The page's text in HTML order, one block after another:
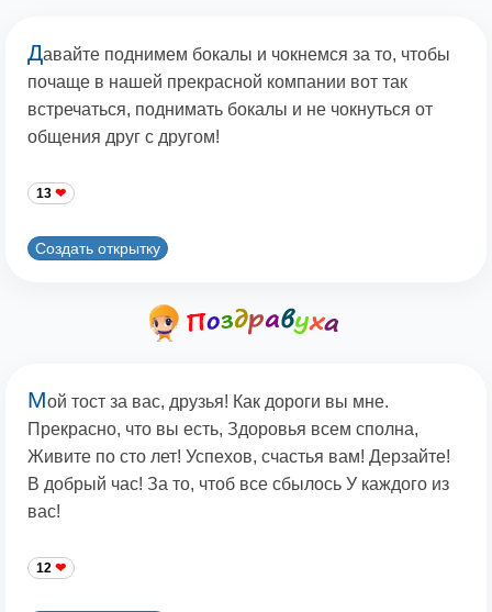
Давайте поднимем бокалы и чокнемся за то, чтобы
почаще в нашей прекрасной компании вот так
встречаться, поднимать бокалы и не чокнуться от
общения друг с другом!
13
Создать открытку
Мой тост за вас, друзья! Как дороги вы мне.
Прекрасно, что вы есть, Здоровья всем сполна,
Живите по сто лет! Успехов, счастья вам! Дерзайте!
В добрый час! За то, чтоб все сбылось У каждого из
вас!
12